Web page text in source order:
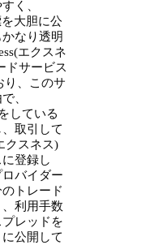
く、
大胆に公
なり透明
エクスネ
ドサービス
り、このサ
、
している
取引して
クスネス)
登録し
バイダー
トレード
利用手数
レッドを
公開して